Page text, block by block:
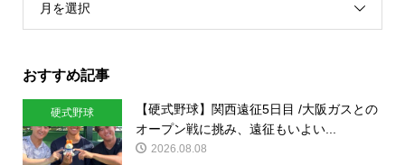
月を選択
おすすめ記事
硬式野球
【硬式野球】関西遠征5日目 /大阪ガスとの
オープン戦に挑み、遠征もいよい...
2026.08.08